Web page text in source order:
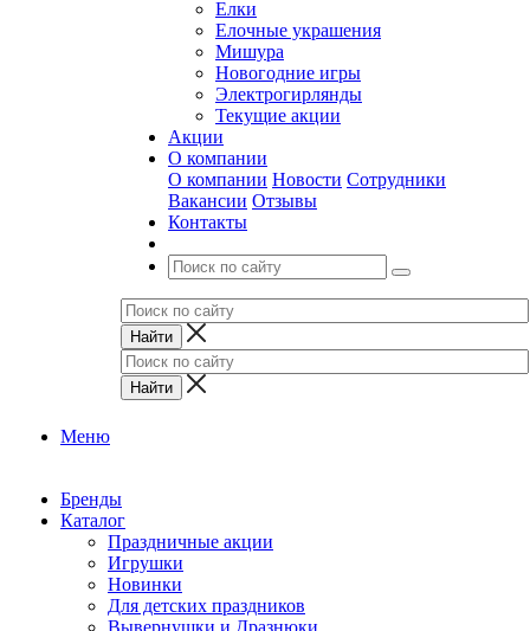
Елки
Елочные украшения
Мишура
Новогодние игры
Электрогирлянды
Текущие акции
Акции
О компании
О компании Новости Сотрудники
Вакансии Отзывы
Контакты
Меню
Бренды
Каталог
Праздничные акции
Игрушки
Новинки
Для детских праздников
Вывернушки и Дразнюки